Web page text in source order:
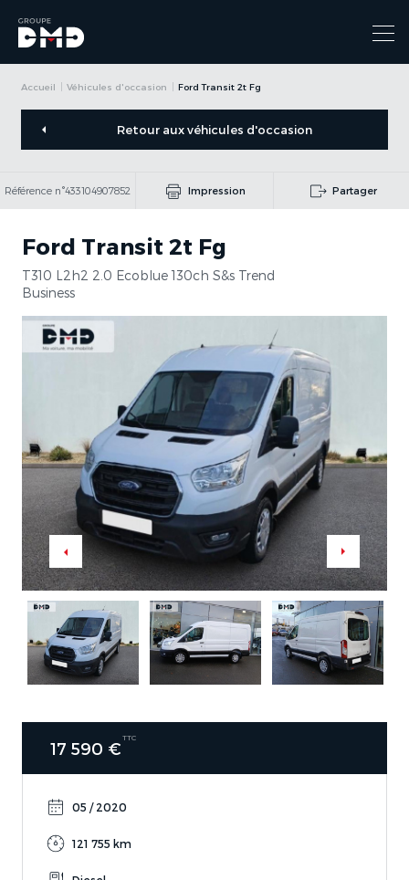
Accueil Véhicules d'occasion Ford Transit 2t Fg
Retour aux véhicules d'occasion
Référence n°433104907852 Impression Partager
Ford Transit 2t Fg
T310 L2h2 2.0 Ecoblue 130ch S&s Trend
Business
17 590 €
TTC
05 / 2020
121 755 km